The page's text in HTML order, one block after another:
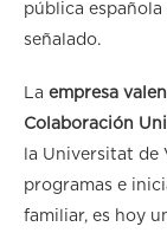
pública
señalado.
La empresa
Colaboración
la Universitat de
programas e
familiar, es hoy